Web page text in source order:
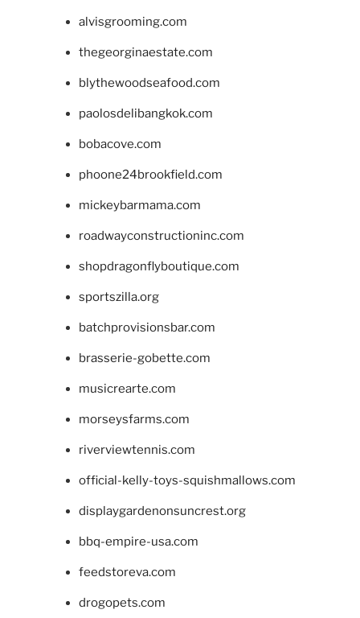
alvisgrooming.com
thegeorginaestate.com
blythewoodseafood.com
paolosdelibangkok.com
bobacove.com
phoone24brookfield.com
mickeybarmama.com
roadwayconstructioninc.com
shopdragonflyboutique.com
sportszilla.org
batchprovisionsbar.com
brasserie-gobette.com
musicrearte.com
morseysfarms.com
riverviewtennis.com
official-kelly-toys-squishmallows.com
displaygardenonsuncrest.org
bbq-empire-usa.com
feedstoreva.com
drogopets.com